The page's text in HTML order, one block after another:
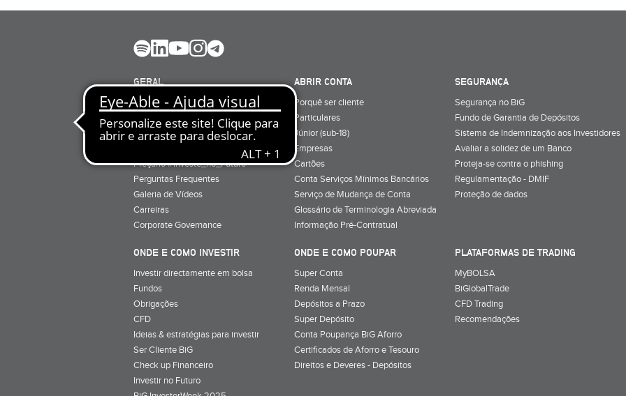
GERAL
Quem Somos
Preçário
Minha conta
Preçário #Investe_no_Futuro
Perguntas Frequentes
Galeria de Vídeos
Carreiras
Corporate Governance
ABRIR CONTA
Porquê ser cliente
Particulares
Júnior (sub-18)
Empresas
Cartões
Conta Serviços Mínimos Bancários
Serviço de Mudança de Conta
Glossário de Terminologia Abreviada
Informação Pré-Contratual
SEGURANÇA
Segurança no BiG
Fundo de Garantia de Depósitos
Sistema de Indemnização aos Investidores
Avaliar a solidez de um Banco
Proteja-se contra o phishing
Regulamentação - DMIF
Proteção de dados
ONDE E COMO INVESTIR
Investir directamente em bolsa
Fundos
Obrigações
CFD
Ideias & estratégias para investir
Ser Cliente BiG
Check up Financeiro
Investir no Futuro
ONDE E COMO POUPAR
Super Conta
Renda Mensal
Depósitos a Prazo
Super Depósito
Conta Poupança BiG Aforro
Certificados de Aforro e Tesouro
Direitos e Deveres - Depósitos
PLATAFORMAS DE TRADING
MyBOLSA
BiGlobalTrade
CFD Trading
Recomendações